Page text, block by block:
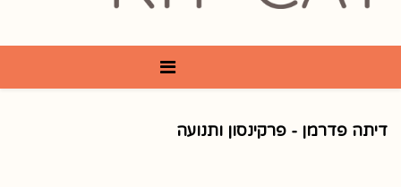
דיתה פדרמן - פרקינסון ותנועה